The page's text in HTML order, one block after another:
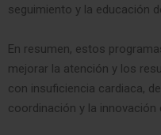
seguimiento y la educación
En resumen, estos
mejorar la atención y los
con insuficiencia cardiaca,
coordinación y la